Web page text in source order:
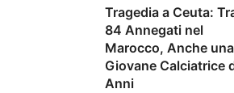
Tragedia a Ceuta:
84 Annegati nel
Marocco, Anche una
Giovane Calciatrice
Anni